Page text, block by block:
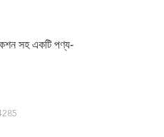
সহ একটি পণ্য-